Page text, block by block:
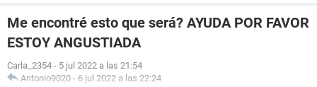
Me encontré esto que será? AYUDA POR FAVOR
ESTOY ANGUSTIADA
Carla_2354 - 5 jul 2022 a las 21:54
Antonio9020 - 6 jul 2022 a las 22:24